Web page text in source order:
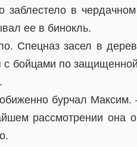
в
ее в бинокль.
Спецназ засел в
бойцами по
бурчал Максим.
рассмотрении она